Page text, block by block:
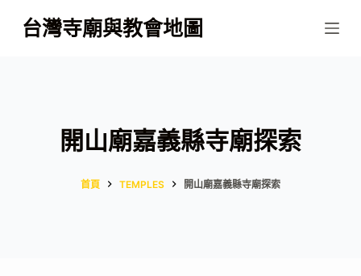
跳
至
台灣寺廟與教會地圖
開山廟嘉義縣寺廟探索
首頁 TEMPLES 開山廟嘉義縣寺廟探索